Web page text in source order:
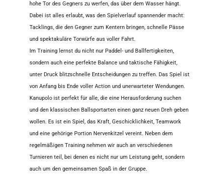
hohe Tor des Gegners zu werfen, das über dem Wasser hängt.
Dabei ist alles erlaubt, was den Spielverlauf spannender macht:
Tacklings, die den Gegner zum Kentern bringen, schnelle Pässe
und spektakuläre Torwürfe aus voller Fahrt.
Im Training lernst du nicht nur Paddel- und Ballfertigkeiten,
sondern auch eine perfekte Balance und taktische Fähigkeit,
unter Druck blitzschnelle Entscheidungen zu treffen. Das Spiel ist
von Anfang bis Ende voller Action und unerwarteter Wendungen.
Kanupolo ist perfekt für alle, die eine Herausforderung suchen
und den klassischen Ballsportarten einen ganz neuen Dreh geben
wollen. Es ist ein Spiel, das Kraft, Geschicklichkeit, Teamwork
und eine gehörige Portion Nervenkitzel vereint. Neben dem
regelmäßigen Training nehmen wir auch an verschiedenen
Turnieren teil, bei denen es nicht nur um Leistung geht, sondern
auch um den gemeinsamen Spaß in der Gruppe.